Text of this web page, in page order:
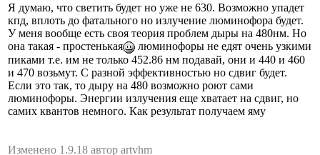
Я думаю, что светить будет но уже не 630. Возможно упадет
кпд, вплоть до фатального но излучение люминофора будет.
У меня вообще есть своя теория проблем дыры на 480нм. Но
она такая - простенькая
люминофоры не едят очень узкими
пиками т.е. им не только 452.86 нм подавай, они и 440 и 460
и 470 возьмут. С разной эффективностью но сдвиг будет.
Если это так, то дыру на 480 возможно роют сами
люминофоры. Энергии излучения еще хватает на сдвиг, но
самих квантов немного. Как результат получаем яму
Изменено 1.9.18 автор artvhm